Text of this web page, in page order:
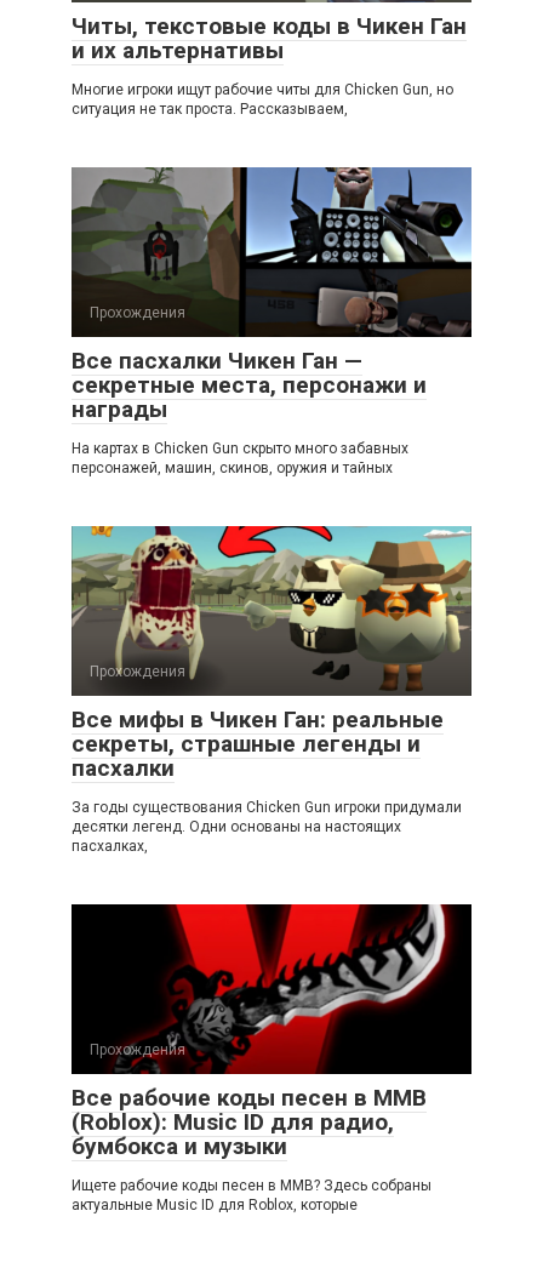
Читы, текстовые коды в Чикен Ган
и их альтернативы
Многие игроки ищут рабочие читы для Chicken Gun, но
ситуация не так проста. Рассказываем,
Прохождения
Все пасхалки Чикен Ган —
секретные места, персонажи и
награды
На картах в Chicken Gun скрыто много забавных
персонажей, машин, скинов, оружия и тайных
Прохождения
Все мифы в Чикен Ган: реальные
секреты, страшные легенды и
пасхалки
За годы существования Chicken Gun игроки придумали
десятки легенд. Одни основаны на настоящих
пасхалках,
Прохождения
Все рабочие коды песен в ММВ
(Roblox): Music ID для радио,
бумбокса и музыки
Ищете рабочие коды песен в ММВ? Здесь собраны
актуальные Music ID для Roblox, которые